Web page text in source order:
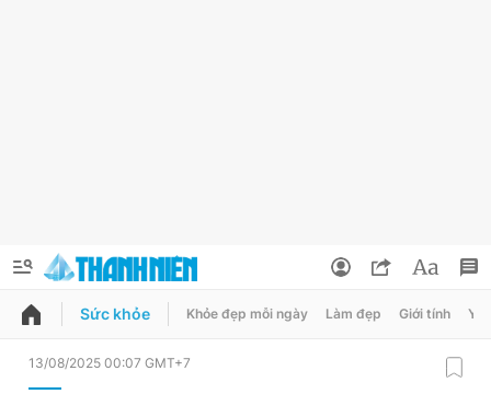
QUẢNG CÁO ĐẶT BÁO
Sức khỏe Khỏe đẹp mỗi ngày Làm đẹp Giới tính Y
13/08/2025 00:07 GMT+7